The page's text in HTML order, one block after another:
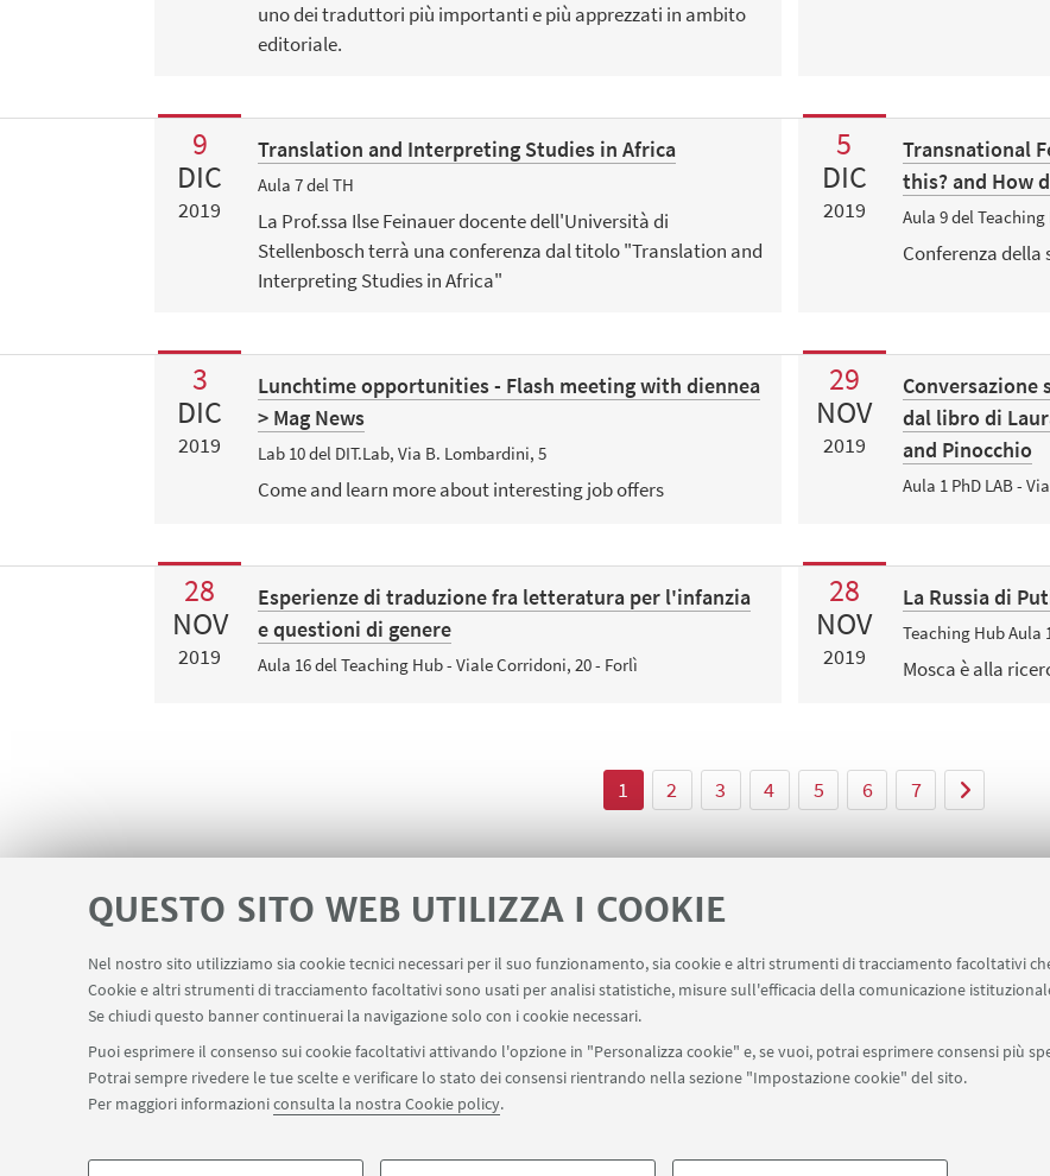
QUESTO SITO WEB UTILIZZA I COOKIE
Nel nostro sito utilizziamo sia cookie tecnici necessari per il suo funzionamento, sia cookie e altri strumenti di tracciamento facoltativi
Cookie e altri strumenti di tracciamento facoltativi sono usati per analisi statistiche, misure sull'efficacia della comunicazione
Se chiudi questo banner continuerai la navigazione solo con i cookie necessari.
Puoi esprimere il consenso sui cookie facoltativi attivando l'opzione in "Personalizza cookie" e, se vuoi, potrai esprimere consensi più
Potrai sempre rivedere le tue scelte e verificare lo stato dei consensi rientrando nella sezione "Impostazione cookie" del sito.
Per maggiori informazioniconsulta la nostra Cookie policy.
uno dei traduttori più importanti e più apprezzati in ambito
editoriale.
9
DIC
2019
Translation and Interpreting Studies in Africa
Aula 7 del TH
La Prof.ssa Ilse Feinauer docente dell'Università di
Stellenbosch terrà una conferenza dal titolo "Translation and
Interpreting Studies in Africa"
5
DIC
2019
Transnational
this? and How
Aula 9 del
Conferenza della
3
DIC
2019
Lunchtime opportunities - Flash meeting with diennea
> Mag News
Lab 10 del DIT.Lab, Via B. Lombardini, 5
Come and learn more about interesting job offers
29
NOV
2019
dal libro di
and Pinocchio
Aula 1 PhD LAB -
28
NOV
2019
Esperienze di traduzione fra letteratura per l'infanzia
e questioni di genere
Aula 16 del Teaching Hub - Viale Corridoni, 20 - Forlì
28
NOV
2019
La Russia di
Teaching Hub Aula
Mosca è alla
1 2 3 4 5 6 7
LINK UTILI Contatti Area riservata Area DIT
SEGUI IL DIPARTIMENTO SU: SEGUI UNIBO SU:
©Copyright 2026 - ALMA MATER STUDIORUM - Università di Bologna - Via Zamboni, 33 - 40126 Bologna - PI: 01131710376 - CF: